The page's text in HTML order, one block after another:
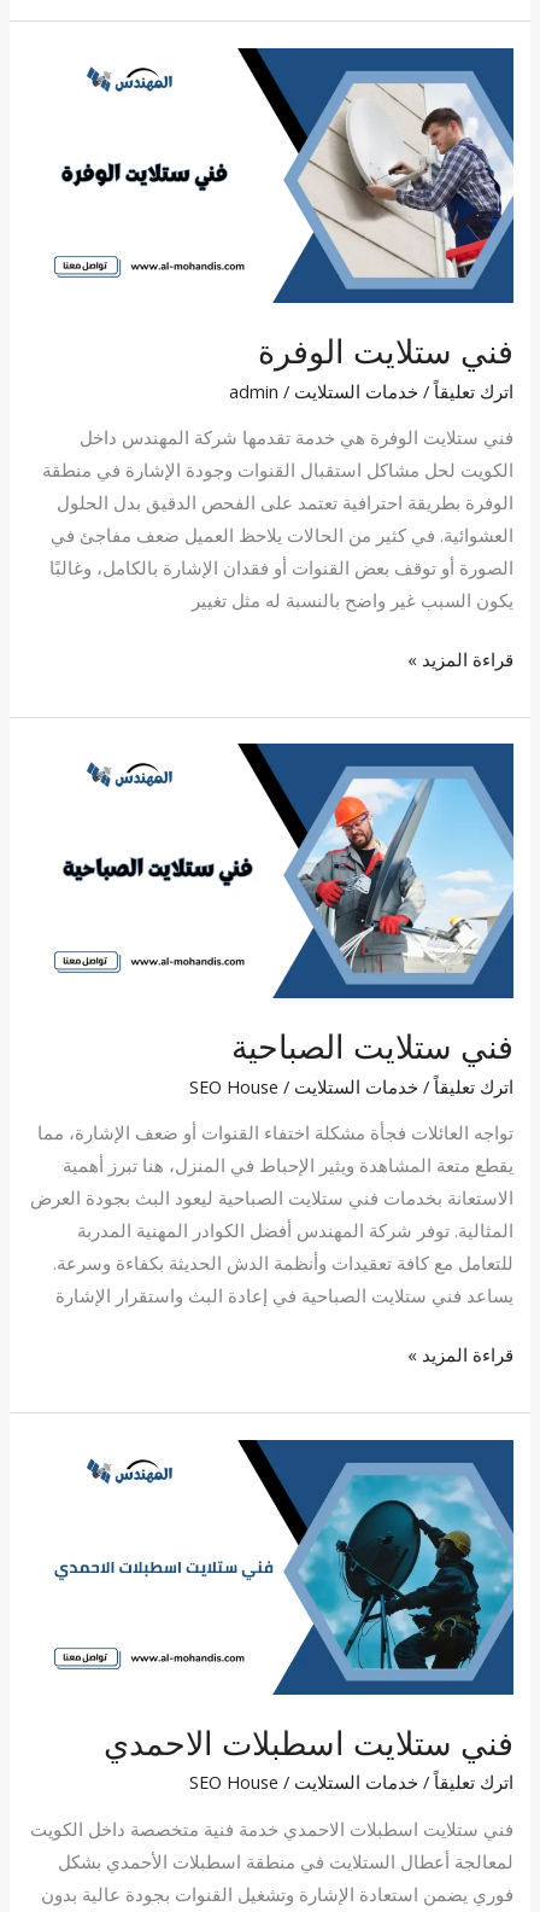
فني ستلايت الوفرة
اترك تعليقاً /خدمات الستلايت /
admin
فني ستلايت الوفرة هي خدمة تقدمها شركة المهندس داخل
الكويت لحل مشاكل استقبال القنوات وجودة الإشارة في منطقة
الوفرة بطريقة احترافية تعتمد على الفحص الدقيق بدل الحلول
العشوائية. في كثير من الحالات يلاحظ العميل ضعف مفاجئ في
الصورة أو توقف بعض القنوات أو فقدان الإشارة بالكامل، وغالبًا
يكون السبب غير واضح بالنسبة له مثل تغيير
ستلايت
الوفرة
قراءة المزيد »
فني ستلايت الصباحية
اترك تعليقاً /خدمات الستلايت /
SEO House
تواجه العائلات فجأة مشكلة اختفاء القنوات أو ضعف الإشارة، مما
يقطع متعة المشاهدة ويثير الإحباط في المنزل، هنا تبرز أهمية
الاستعانة بخدمات فني ستلايت الصباحية ليعود البث بجودة العرض
المثالية. توفر شركة المهندس أفضل الكوادر المهنية المدربة
للتعامل مع كافة تعقيدات وأنظمة الدش الحديثة بكفاءة وسرعة.
يساعد فني ستلايت الصباحية في إعادة البث واستقرار الإشارة
ستلايت
الصباحية
قراءة المزيد »
فني ستلايت اسطبلات الاحمدي
اترك تعليقاً /خدمات الستلايت /
SEO House
فني ستلايت اسطبلات الاحمدي خدمة فنية متخصصة داخل الكويت
لمعالجة أعطال الستلايت في منطقة اسطبلات الأحمدي بشكل
فوري يضمن استعادة الإشارة وتشغيل القنوات بجودة عالية بدون
ستلايت
اسطبلات
الاحمدي